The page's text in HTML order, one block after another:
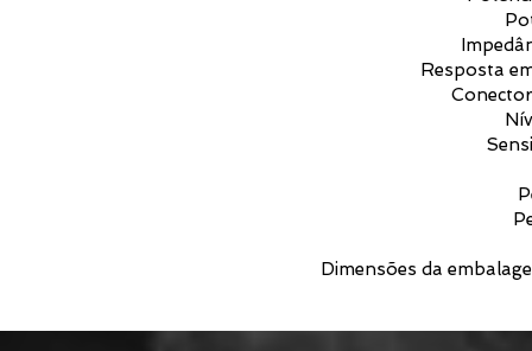
Resposta
Dimensões da